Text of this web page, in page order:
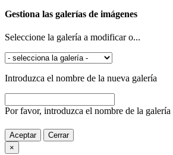
Gestiona las galerías de imágenes
Seleccione la galería a modificar o...
Introduzca el nombre de la nueva galería
Por favor, introduzca el nombre de la galería
Aceptar
Cerrar
×